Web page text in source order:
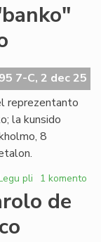
7-C, 2 dec 25
reprezentanto
la kunsido
8
pli pri
2026
1 komento
de